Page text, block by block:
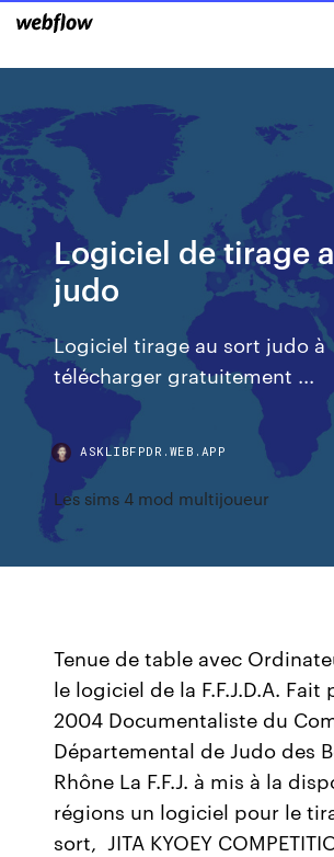
Logiciel de tirage
judo
Logiciel tirage au sort judo à
télécharger gratuitement ...
ASKLIBFPDR.WEB.APP
Les sims 4 mod multijoueur
Tenue de table avec
le logiciel de la F.F.J.D.A. Fait
2004 Documentaliste du
Départemental de Judo des
Rhône La F.F.J. à mis à la
régions un logiciel pour le
sort, JITA KYOEY